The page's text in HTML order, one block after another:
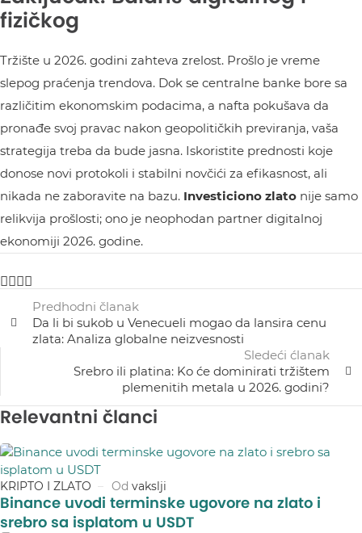
fizičkog
Tržište u 2026. godini zahteva zrelost. Prošlo je vreme
slepog praćenja trendova. Dok se centralne banke bore sa
različitim ekonomskim podacima, a nafta pokušava da
pronađe svoj pravac nakon geopolitičkih previranja, vaša
strategija treba da bude jasna. Iskoristite prednosti koje
donose novi protokoli i stabilni novčići za efikasnost, ali
nikada ne zaboravite na bazu. Investiciono zlato nije samo
relikvija prošlosti; ono je neophodan partner digitalnoj
ekonomiji 2026. godine.
Predhodni članak
Da li bi sukob u Venecueli mogao da lansira cenu
zlata: Analiza globalne neizvesnosti
Sledeći ćlanak
Srebro ili platina: Ko će dominirati tržištem
plemenitih metala u 2026. godini?
Relevantni članci
KRIPTO I ZLATO Od vakslji
Binance uvodi terminske ugovore na zlato i
srebro sa isplatom u USDT